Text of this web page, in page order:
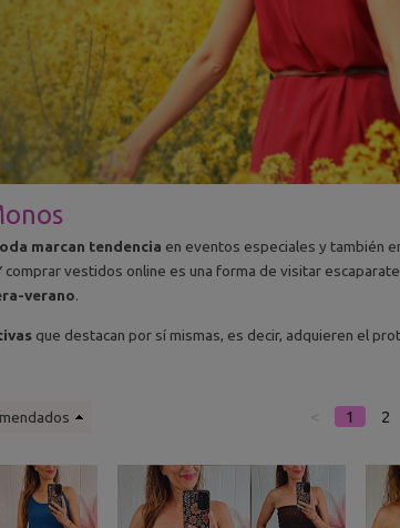
marcan tendencia en eventos especiales y también
comprar vestidos online es una forma de visitar
verano.
que destacan por sí mismas, es decir, adquieren el
1 2